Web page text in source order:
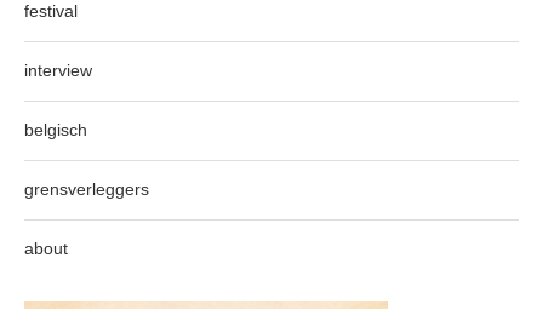
festival
interview
belgisch
grensverleggers
about